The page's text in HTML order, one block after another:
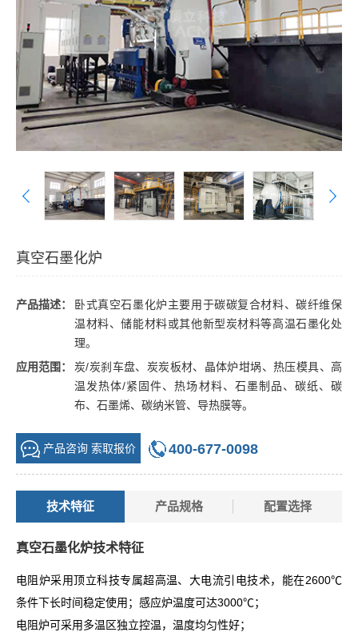
真空石墨化炉
产品描述：
卧式真空石墨化炉主要用于碳碳复合材料、碳纤维保
温材料、储能材料或其他新型炭材料等高温石墨化处
理。
应用范围：
炭/炭刹车盘、炭炭板材、晶体炉坩埚、热压模具、高
温发热体/紧固件、热场材料、石墨制品、碳纸、碳
布、石墨烯、碳纳米管、导热膜等。
产品咨询 索取报价 400-677-0098
技术特征 产品规格 配置选择
真空石墨化炉技术特征
电阻炉采用顶立科技专属超高温、大电流引电技术，能在2600℃
条件下长时间稳定使用；感应炉温度可达3000℃；
电阻炉可采用多温区独立控温，温度均匀性好；